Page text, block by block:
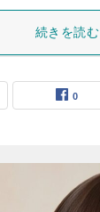
続きを読む
0